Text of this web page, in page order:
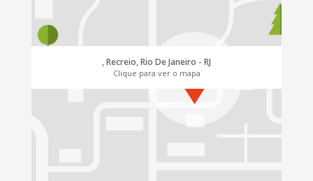
, Recreio, Rio De Janeiro - RJ
Clique para ver o mapa